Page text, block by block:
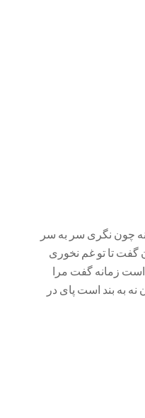
چون نگری سر به سر
گفت تا تو غم نخوری
است زمانه گفت مرا
به بند است پای در